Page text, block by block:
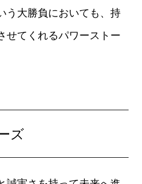
う大勝負においても、持
せてくれるパワーストー
ズ